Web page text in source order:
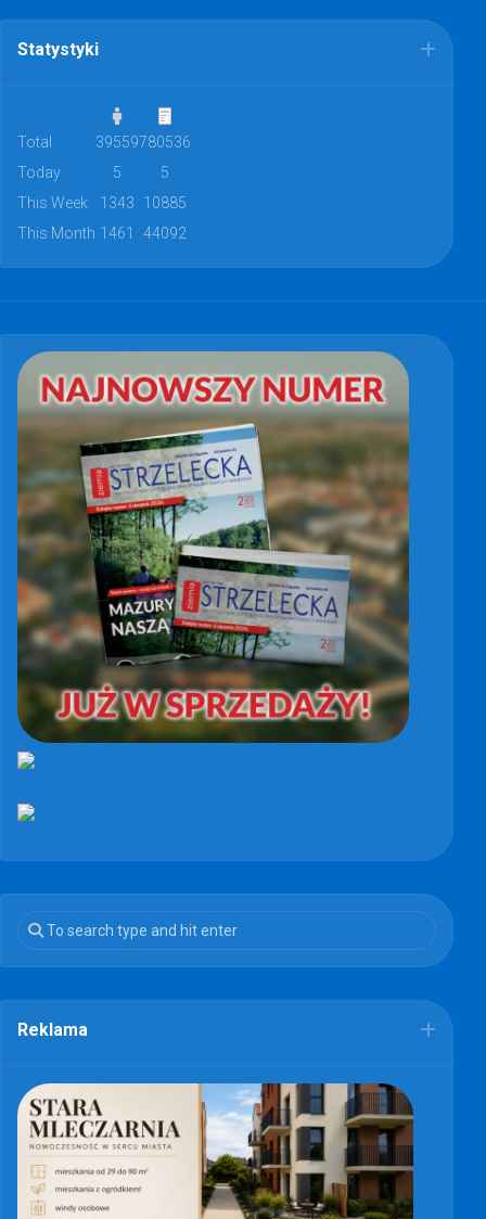
Statystyki
Total 39559780536
Today
5
5
This Week
1343
10885
This Month 1461 44092
Reklama